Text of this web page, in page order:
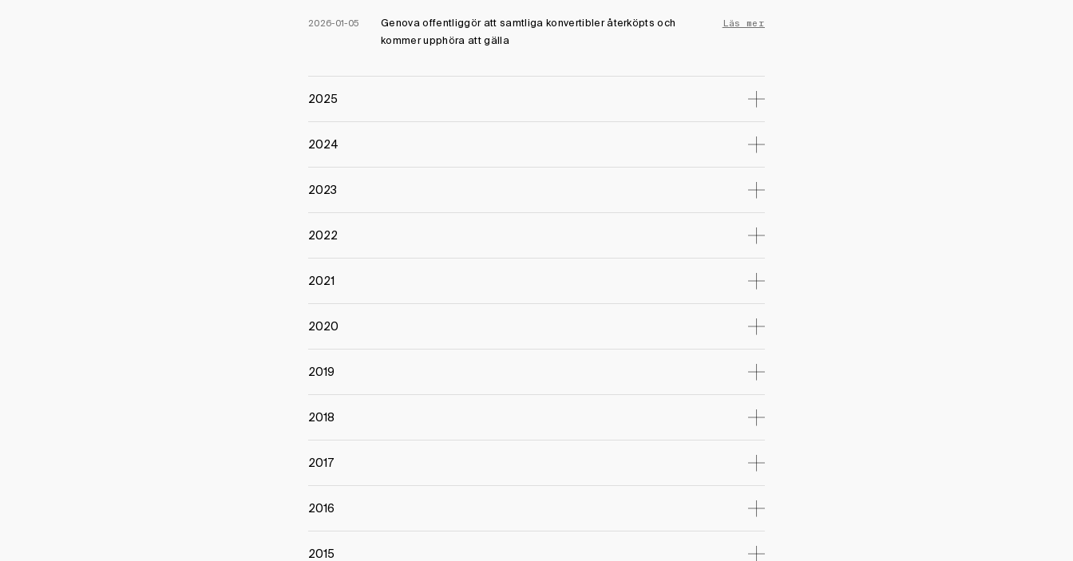
2026-01-05
Genova offentliggör att samtliga konvertibler återköpts och
kommer upphöra att gälla
Läs mer
2025
2024
2023
2022
2021
2020
2019
2018
2017
2016
2015